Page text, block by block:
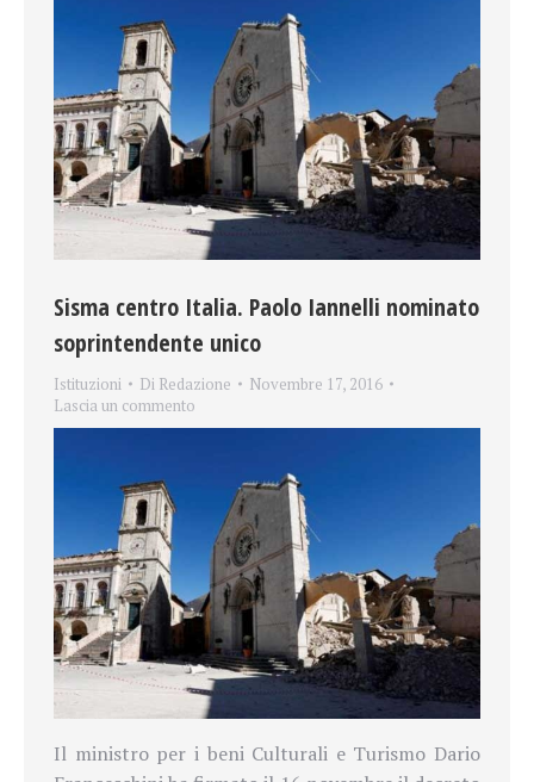
Sisma centro Italia. Paolo Iannelli nominato
soprintendente unico
Istituzioni Di Redazione
Novembre 17, 2016
Lascia un commento
Il ministro per i beni Culturali e Turismo Dario